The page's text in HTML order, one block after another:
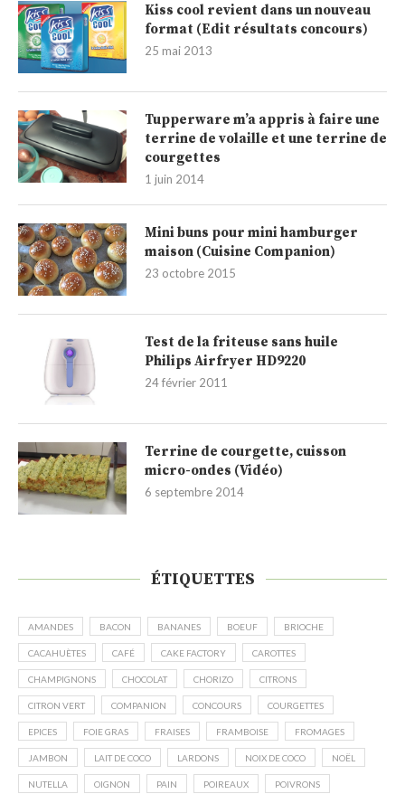
Kiss cool revient dans un nouveau
format (Edit résultats concours)
25 mai 2013
Tupperware m’a appris à faire une
terrine de volaille et une terrine de
courgettes
1 juin 2014
Mini buns pour mini hamburger
maison (Cuisine Companion)
23 octobre 2015
Test de la friteuse sans huile
Philips Airfryer HD9220
24 février 2011
Terrine de courgette, cuisson
micro-ondes (Vidéo)
6 septembre 2014
ÉTIQUETTES
AMANDES BACON BANANES BOEUF BRIOCHE
CACAHUÈTES CAFÉ CAKE FACTORY CAROTTES
CHAMPIGNONS CHOCOLAT CHORIZO CITRONS
CITRON VERT COMPANION CONCOURS COURGETTES
EPICES FOIE GRAS FRAISES FRAMBOISE FROMAGES
JAMBON LAIT DE COCO LARDONS NOIX DE COCO NOËL
NUTELLA OIGNON PAIN POIREAUX POIVRONS